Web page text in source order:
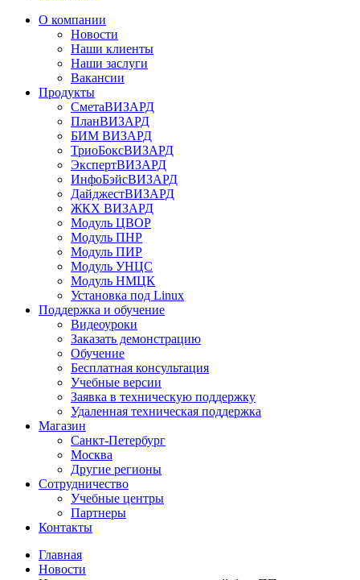
О компании
Новости
Наши клиенты
Наши заслуги
Вакансии
Продукты
СметаВИЗАРД
ПланВИЗАРД
БИМ ВИЗАРД
ТриоБоксВИЗАРД
ЭкспертВИЗАРД
ИнфоБэйсВИЗАРД
ДайджестВИЗАРД
ЖКХ ВИЗАРД
Модуль ЦВОР
Модуль ПНР
Модуль ПИР
Модуль УНЦС
Модуль НМЦК
Установка под Linux
Поддержка и обучение
Видеоуроки
Заказать демонстрацию
Обучение
Бесплатная консультация
Учебные версии
Заявка в техническую поддержку
Удаленная техническая поддержка
Магазин
Санкт-Петербург
Москва
Другие регионы
Сотрудничество
Учебные центры
Партнеры
Контакты
Главная
Новости